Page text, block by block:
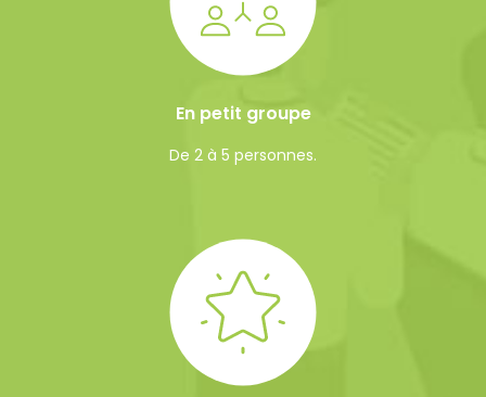
En petit groupe
De 2 à 5 personnes.